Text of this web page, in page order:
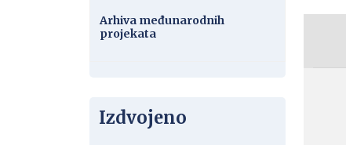
Arhiva međunarodnih
projekata
Izdvojeno